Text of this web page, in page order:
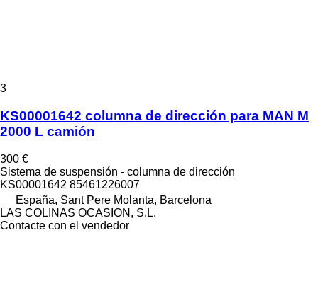
3
KS00001642 columna de dirección para MAN M
2000 L camión
300 €
Sistema de suspensión - columna de dirección
KS00001642 85461226007
España, Sant Pere Molanta, Barcelona
LAS COLINAS OCASION, S.L.
Contacte con el vendedor